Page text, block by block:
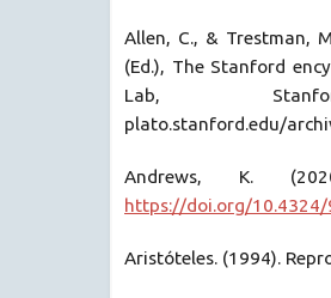
Allen, C., & Trestman,
(Ed.), The Stanford
Lab,
plato.stanford.edu/
Andrews, K.
https://doi.org/10.4324/
Aristóteles. (1994).